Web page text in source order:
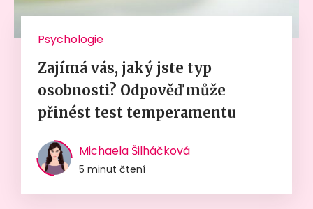
Psychologie
Zajímá vás, jaký jste typ
osobnosti? Odpověď může
přinést test temperamentu
Michaela Šilháčková
5 minut čtení